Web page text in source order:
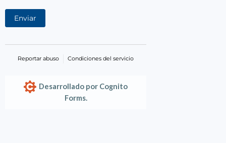
Enviar
Reportar abuso Condiciones del servicio
Desarrollado por Cognito
Forms.